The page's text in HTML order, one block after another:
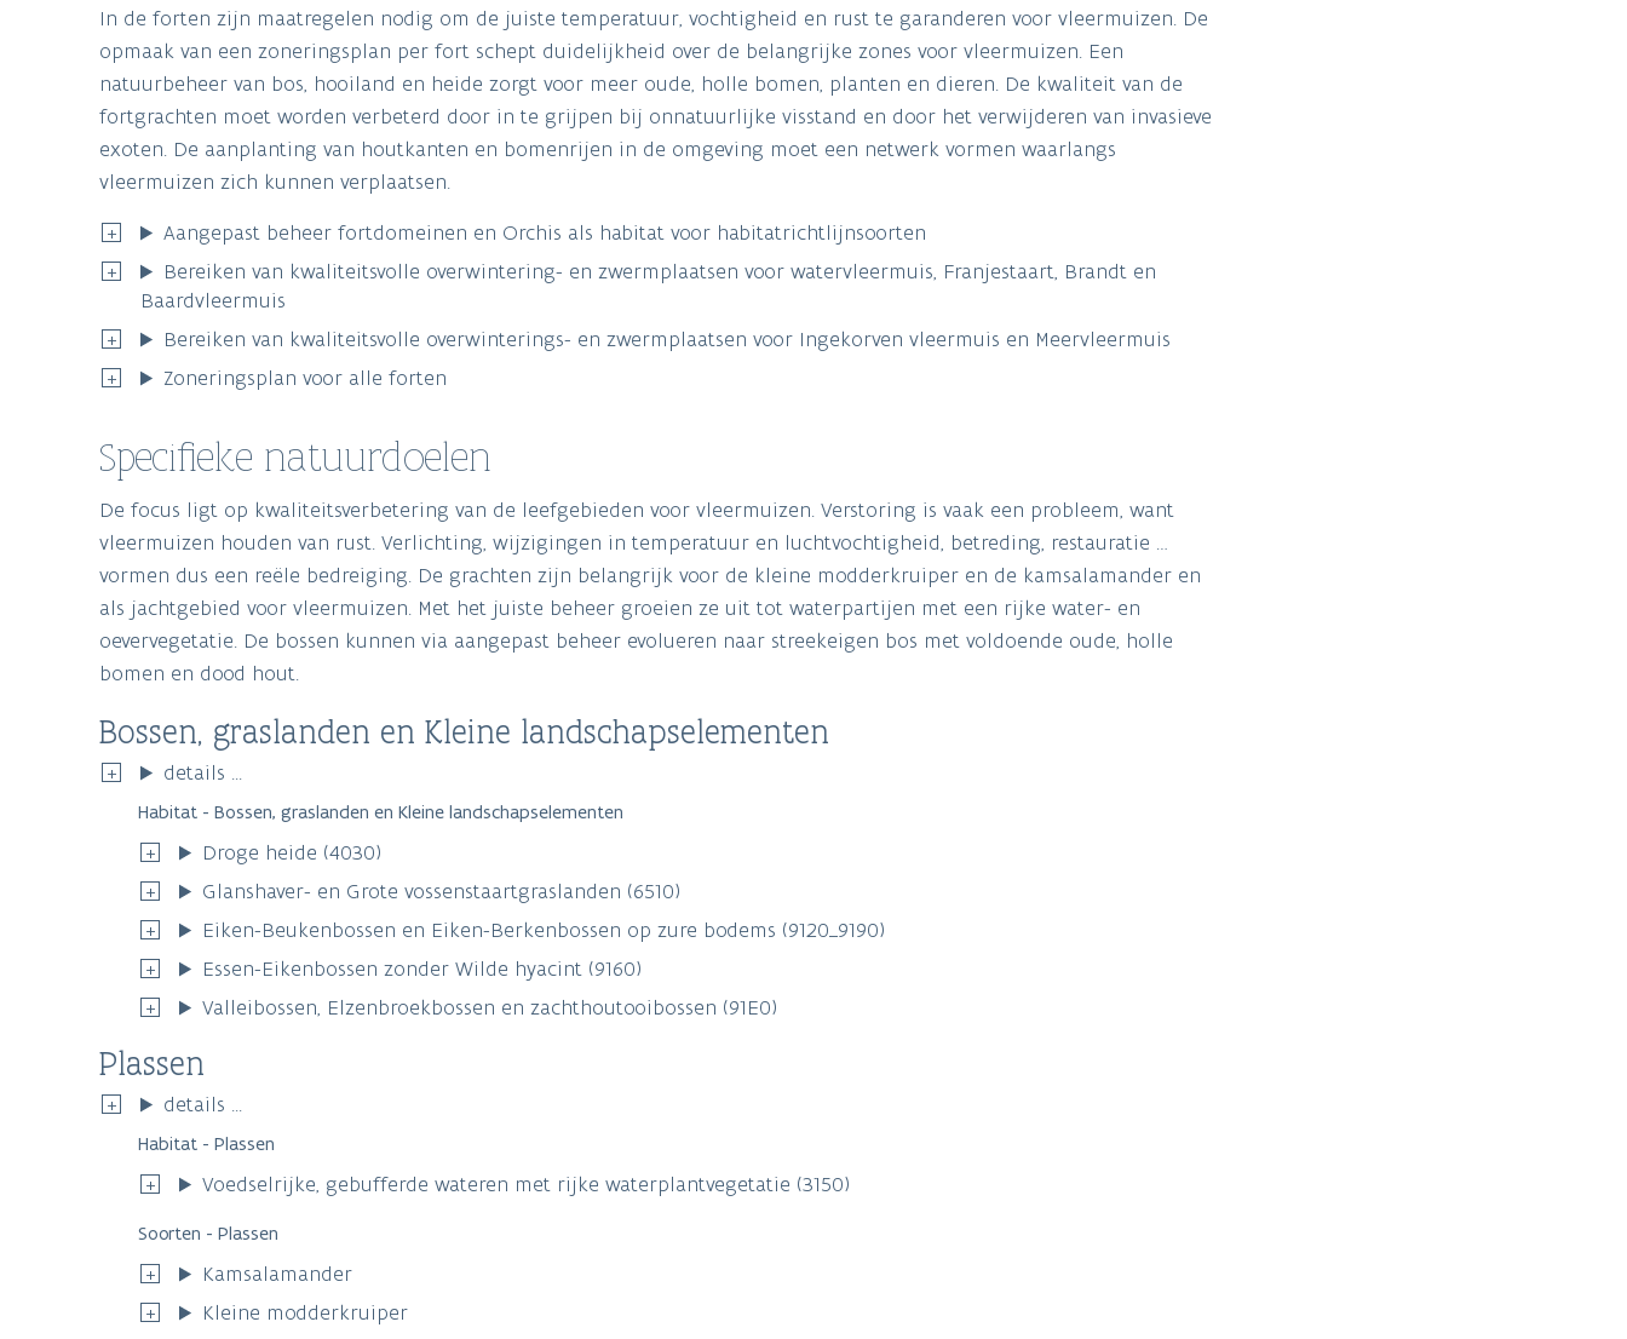
In de forten zijn maatregelen nodig om de juiste temperatuur, vochtigheid en rust te garanderen voor vleermuizen. De
opmaak van een zoneringsplan per fort schept duidelijkheid over de belangrijke zones voor vleermuizen. Een
natuurbeheer van bos, hooiland en heide zorgt voor meer oude, holle bomen, planten en dieren. De kwaliteit van de
fortgrachten moet worden verbeterd door in te grijpen bij onnatuurlijke visstand en door het verwijderen van invasieve
exoten. De aanplanting van houtkanten en bomenrijen in de omgeving moet een netwerk vormen waarlangs
vleermuizen zich kunnen verplaatsen.
Aangepast beheer fortdomeinen en Orchis als habitat voor habitatrichtlijnsoorten
Bereiken van kwaliteitsvolle overwintering- en zwermplaatsen voor watervleermuis, Franjestaart, Brandt en
Baardvleermuis
Bereiken van kwaliteitsvolle overwinterings- en zwermplaatsen voor Ingekorven vleermuis en Meervleermuis
Zoneringsplan voor alle forten
Specifieke natuurdoelen
De focus ligt op kwaliteitsverbetering van de leefgebieden voor vleermuizen. Verstoring is vaak een probleem, want
vleermuizen houden van rust. Verlichting, wijzigingen in temperatuur en luchtvochtigheid, betreding, restauratie …
vormen dus een reële bedreiging. De grachten zijn belangrijk voor de kleine modderkruiper en de kamsalamander en
als jachtgebied voor vleermuizen. Met het juiste beheer groeien ze uit tot waterpartijen met een rijke water- en
oevervegetatie. De bossen kunnen via aangepast beheer evolueren naar streekeigen bos met voldoende oude, holle
bomen en dood hout.
Bossen, graslanden en Kleine landschapselementen
details ...
Habitat - Bossen, graslanden en Kleine landschapselementen
Droge heide (4030)
Glanshaver- en Grote vossenstaartgraslanden (6510)
Eiken-Beukenbossen en Eiken-Berkenbossen op zure bodems (9120_9190)
Essen-Eikenbossen zonder Wilde hyacint (9160)
Valleibossen, Elzenbroekbossen en zachthoutooibossen (91E0)
Plassen
details ...
Habitat - Plassen
Voedselrijke, gebufferde wateren met rijke waterplantvegetatie (3150)
Soorten - Plassen
Kamsalamander
Kleine modderkruiper